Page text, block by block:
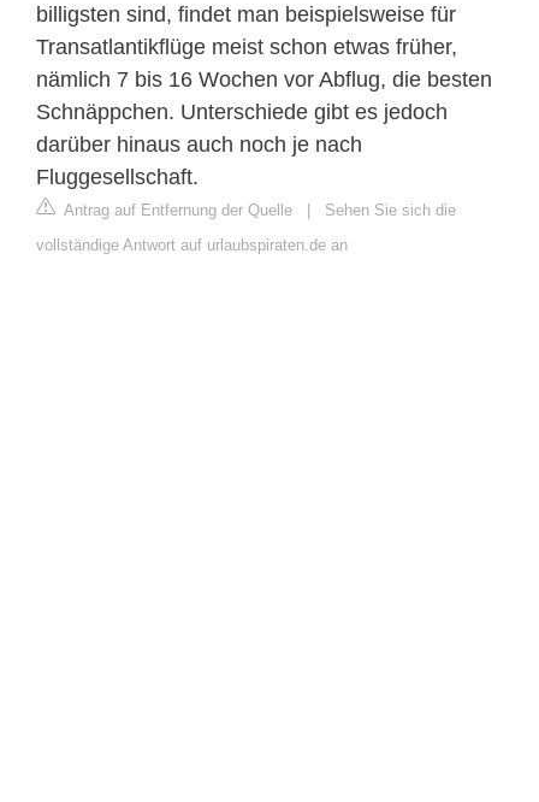
billigsten sind, findet man beispielsweise für
Transatlantikflüge meist schon etwas früher,
nämlich 7 bis 16 Wochen vor Abflug, die besten
Schnäppchen. Unterschiede gibt es jedoch
darüber hinaus auch noch je nach
Fluggesellschaft.
Antrag auf Entfernung der Quelle | Sehen Sie sich die
vollständige Antwort auf urlaubspiraten.de an